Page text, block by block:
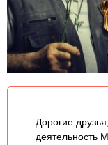
Дорогие
деятельность